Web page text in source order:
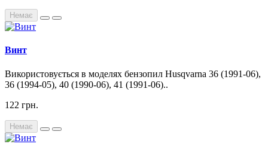
Немає
Винт
Використовується в моделях бензопил Husqvarna 36 (1991-06),
36 (1994-05), 40 (1990-06), 41 (1991-06)..
122 грн.
Немає